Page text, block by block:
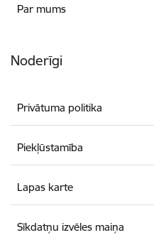
Par mums
Noderīgi
Privātuma politika
Piekļūstamība
Lapas karte
Sīkdatņu izvēles maiņa